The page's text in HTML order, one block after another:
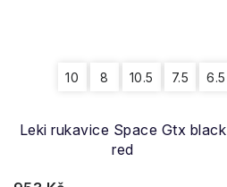
Leki rukavice Space Gtx black
red
10 8 10.5 7.5 6.5